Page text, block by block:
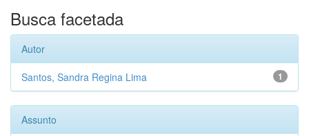
Busca facetada
Autor
1
Santos, Sandra Regina Lima
Assunto